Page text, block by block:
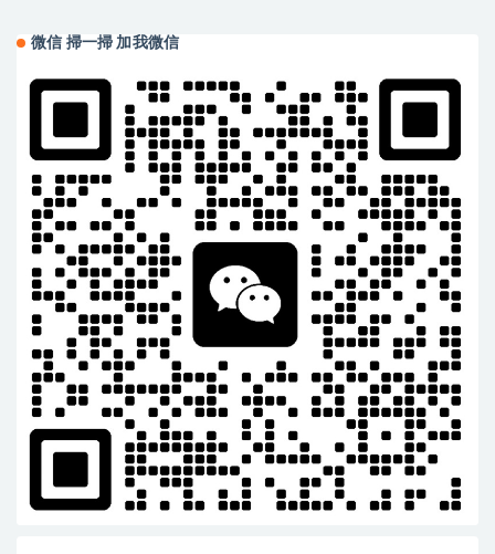
微信 掃一掃 加我微信